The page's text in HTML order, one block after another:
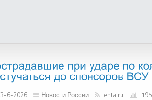
3-6-2026 Новости России lenta.ru 195